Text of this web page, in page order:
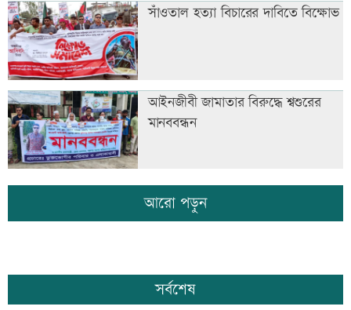
সাঁওতাল হত্যা বিচারের দাবিতে বিক্ষোভ
আইনজীবী জামাতার বিরুদ্ধে শ্বশুরের
মানববন্ধন
আরো পড়ুন
সর্বশেষ